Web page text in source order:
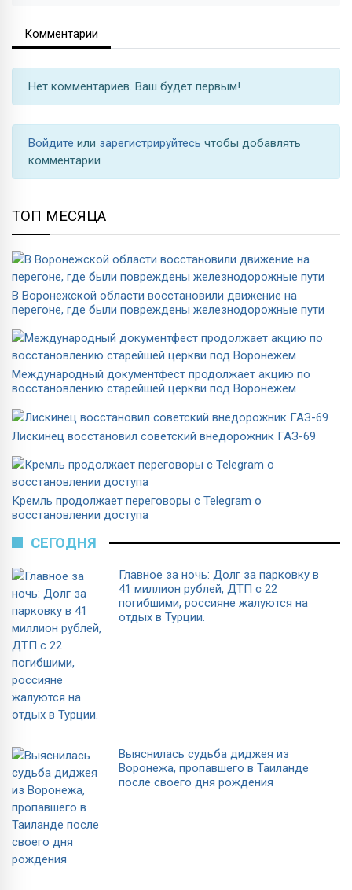
Комментарии
Нет комментариев. Ваш будет первым!
Войдите или зарегистрируйтесь чтобы добавлять
комментарии
ТОП МЕСЯЦА
В Воронежской области восстановили движение на
перегоне, где были повреждены железнодорожные пути
Международный документфест продолжает акцию по
восстановлению старейшей церкви под Воронежем
Лискинец восстановил советский внедорожник ГАЗ-69
Кремль продолжает переговоры с Telegram о
восстановлении доступа
СЕГОДНЯ
Главное за ночь: Долг за парковку в
41 миллион рублей, ДТП с 22
погибшими, россияне жалуются на
отдых в Турции.
Выяснилась судьба диджея из
Воронежа, пропавшего в Таиланде
после своего дня рождения